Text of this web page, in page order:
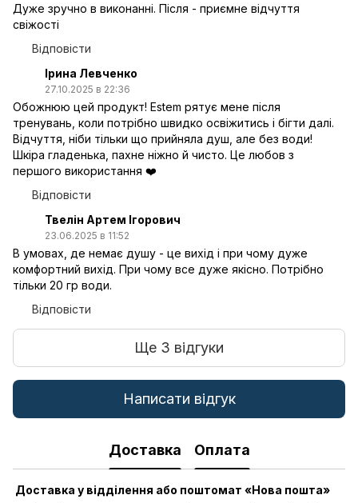
Дуже зручно в виконанні. Після - приємне відчуття
свіжості
Відповісти
Ірина Левченко
27.10.2025 в 22:36
Обожнюю цей продукт! Estem рятує мене після
тренувань, коли потрібно швидко освіжитись і бігти далі.
Відчуття, ніби тільки що прийняла душ, але без води!
Шкіра гладенька, пахне ніжно й чисто. Це любов з
першого використання ❤️
Відповісти
Твелін Артем Ігорович
23.06.2025 в 11:52
В умовах, де немає душу - це вихід і при чому дуже
комфортний вихід. При чому все дуже якісно. Потрібно
тільки 20 гр води.
Відповісти
Ще 3 відгуки
Написати відгук
Доставка Оплата
Доставка у відділення або поштомат «Нова пошта»